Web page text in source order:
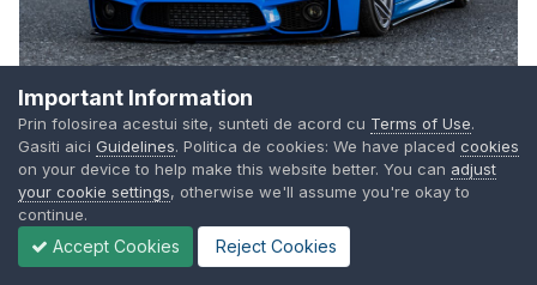
EditedFebruary 20, 2019by Di Angelis
Quote
Important Information
Prin folosirea acestui site, sunteti de acord cu Terms of Use.
Gasiti aici Guidelines. Politica de cookies: We have placed cookies
on your device to help make this website better. You can adjust
your cookie settings, otherwise we'll assume you're okay to
continue.
Accept Cookies Reject Cookies